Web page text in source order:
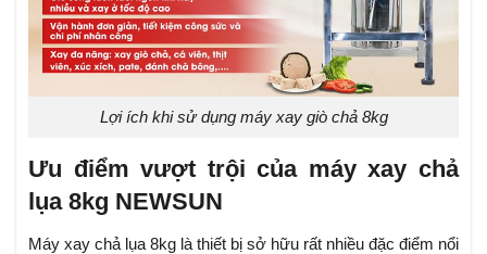
Lợi ích khi sử dụng máy xay giò chả 8kg
Ưu điểm vượt trội của máy xay chả
lụa 8kg NEWSUN
Máy xay chả lụa 8kg là thiết bị sở hữu rất nhiều đặc điểm nổi